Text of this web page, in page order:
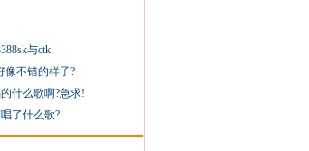
与ctk
像不错的样子?
什么歌啊?急求!
了什么歌?